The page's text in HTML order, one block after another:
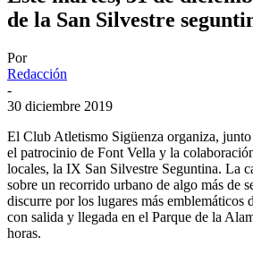
de la San Silvestre
Por
Redacción
-
30 diciembre 2019
El Club Atletismo Sigüenza organiza,
el patrocinio de Font Vella y la
locales, la IX San Silvestre Seguntina. La
sobre un recorrido urbano de algo más de
discurre por los lugares más emblemáticos
con salida y llegada en el Parque de la
horas.